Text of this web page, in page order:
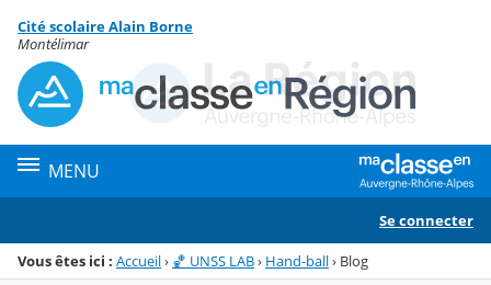
Menu de la rubrique
Contenu
Cité scolaire Alain Borne
Montélimar
MENU
Se connecter
Vous êtes ici : Accueil› 🏀 UNSS LAB› Hand-ball› Blog